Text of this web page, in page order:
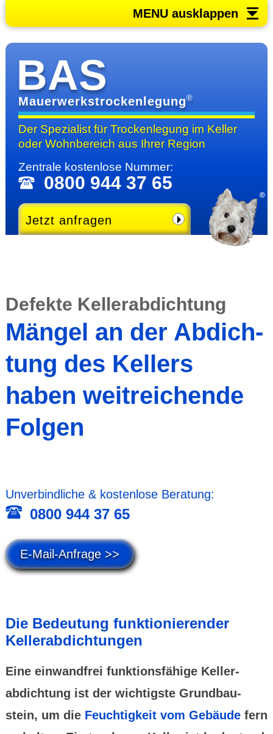
MENU ausklappen
BAS
Mauerwerkstrockenlegung®
Der Spezialist für Trocken­legung im Keller
oder Wohn­bereichaus Ihrer Region
Zentrale kosten­lose Nummer:
0800 944 37 65
Jetzt anfragen
Defekte Keller­abdich­tung
Mängel an der Abdich­
tung des Kellers
haben weit­reichende
Folgen
Unver­bind­liche & kosten­lose Beratung:
0800 944 37 65
E-Mail-Anfrage >>
Die Bedeu­tung funktio­nie­render
Keller­abdich­tungen
Eine einwand­frei funktions­fähige Keller­
abdich­tung ist der wichtigste Grund­bau­
stein, um die Feuchtig­keit vom Gebäudefern